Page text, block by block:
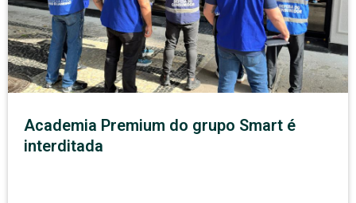
Academia Premium do grupo Smart é
interditada